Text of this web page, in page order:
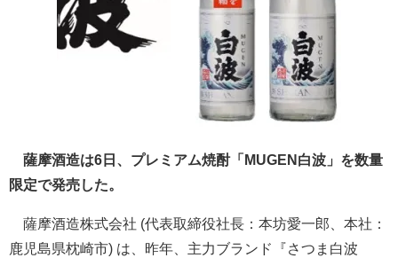
薩摩酒造は6日、プレミアム焼酎「MUGEN白波」を数量
限定で発売した。
薩摩酒造株式会社 (代表取締役社長：本坊愛一郎、本社：
鹿児島県枕崎市) は、昨年、主力ブランド『さつま白波